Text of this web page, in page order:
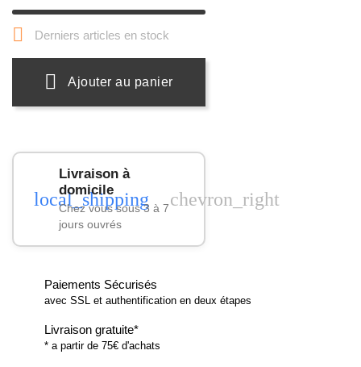
 Derniers articles en stock
Ajouter au panier
local_shipping
Livraison à
domicile
Chez vous sous 3 à 7
jours ouvrés
chevron_right
Paiements Sécurisés
avec SSL et authentification en deux étapes
Livraison gratuite*
* a partir de 75€ d'achats